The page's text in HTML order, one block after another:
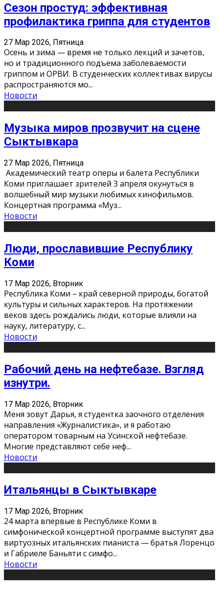
Сезон простуд: эффективная
профилактика гриппа для студентов
27 Мар 2026, Пятница
Осень и зима — время не только лекций и зачетов,
но и традиционного подъема заболеваемости
гриппом и ОРВИ. В студенческих коллективах вирусы
распространяются мо...
Новости
Музыка миров прозвучит на сцене
Сыктывкара
27 Мар 2026, Пятница
Академический театр оперы и балета Республики
Коми приглашает зрителей 3 апреля окунуться в
волшебный мир музыки любимых кинофильмов.
Концертная программа «Муз...
Новости
Люди, прославившие Республику
Коми
17 Мар 2026, Вторник
Республика Коми – край северной природы, богатой
культуры и сильных характеров. На протяжении
веков здесь рождались люди, которые влияли на
науку, литературу, с...
Новости
Рабочий день на нефтебазе. Взгляд
изнутри.
17 Мар 2026, Вторник
Меня зовут Дарья, я студентка заочного отделения
направления «Журналистика», и я работаю
оператором товарным на Усинской нефтебазе.
Многие представляют себе неф...
Новости
Итальянцы в Сыктывкаре
17 Мар 2026, Вторник
24 марта впервые в Республике Коми в
симфонической концертной программе выступят два
виртуозных итальянских пианиста — братья Лоренцо
и Габриеле Баньяти с симфо...
Новости